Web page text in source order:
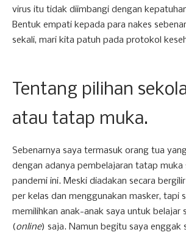
virus itu tidak diimbangi dengan
Bentuk empati kepada para nakes
sekali, mari kita patuh pada protokol
Tentang pilihan
atau tatap muka.
Sebenarnya saya termasuk orang tua
dengan adanya pembelajaran tatap muka
pandemi ini. Meski diadakan secara
per kelas dan menggunakan masker, tapi
memilihkan anak-anak saya untuk belajar
(online) saja. Namun begitu saya enggak